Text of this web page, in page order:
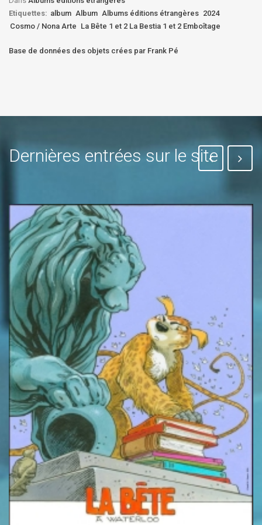
Etiquettes: album Album Albums éditions étrangères 2024
Cosmo / Nona Arte La Bête 1 et 2 La Bestia 1 et 2 Emboîtage
Base de données des objets crées par Frank Pé
Dernières entrées sur le site